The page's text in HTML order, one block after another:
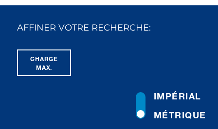
AFFINER VOTRE RECHERCHE:
CHARGE
MAX.
MÉTRIQUE
IMPÉRIAL